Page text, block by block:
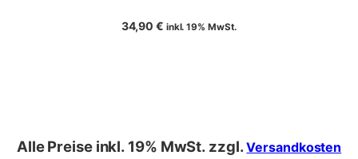
34,90€ inkl. 19% MwSt.
Alle Preise inkl. 19% MwSt. zzgl.Versandkosten